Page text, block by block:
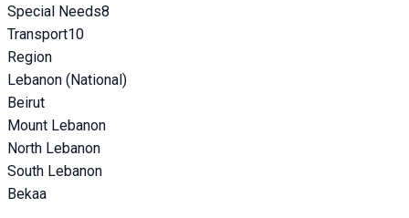
Special Needs8
Transport10
Region
Lebanon (National)
Beirut
Mount Lebanon
North Lebanon
South Lebanon
Bekaa